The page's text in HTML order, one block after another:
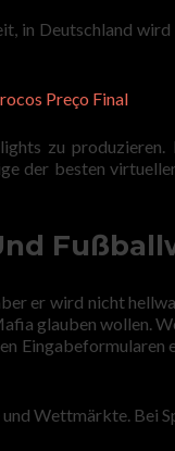
in Deutschland
Preço Final
zu
der besten
er wird nicht
glauben wollen.
Eingabeformularen
Wettmärkte. Bei